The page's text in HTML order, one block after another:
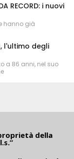
RECORD: i nuovi
hanno già
l'ultimo degli
a 86 anni, nel suo
della